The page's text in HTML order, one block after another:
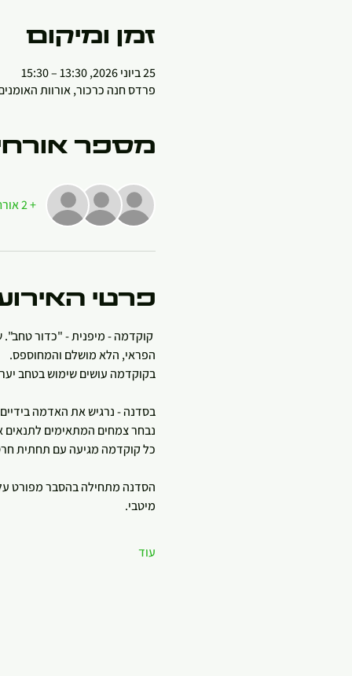
זמן ומיקום
25 ביוני 2026, 13:30 – 15:30
פרדס חנה כרכור, אורוות
מספר
+ 2 אורחים אחרים
פרטי
קוקדמה - מיפנית - "כדור טחב".
הפראי, הלא מושלם והמחוספס.
בקוקדמה עושים שימוש בטחב
בסדנה - נרגיש את האדמה בידיים ונלמד את טכניקת
נבחר צמחים המתאימים לתנאים
כל קוקדמה מגיעה עם תחתית
הסדנה מתחילה בהסבר מפורט על
מיטבי.
עוד